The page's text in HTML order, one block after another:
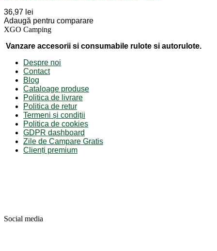
36,97 lei
Adaugă pentru comparare
XGO Camping
Vanzare accesorii si consumabile rulote si autorulote.
Despre noi
Contact
Blog
Cataloage produse
Politica de livrare
Politica de retur
Termeni și condiții
Politica de cookies
GDPR dashboard
Zile de Campare Gratis
Clienți premium
Social media